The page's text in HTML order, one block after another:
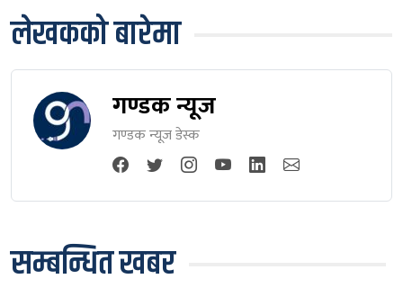
लेखकको बारेमा
गण्डक न्यूज
गण्डक न्यूज डेस्क
सम्बन्धित खबर